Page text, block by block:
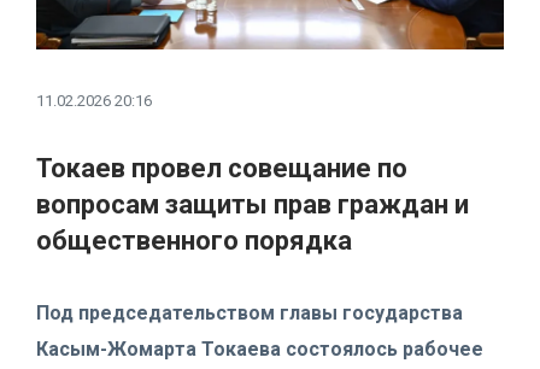
11.02.2026 20:16
Токаев провел совещание по
вопросам защиты прав граждан и
общественного порядка
Под председательством главы государства
Касым-Жомарта Токаева состоялось рабочее